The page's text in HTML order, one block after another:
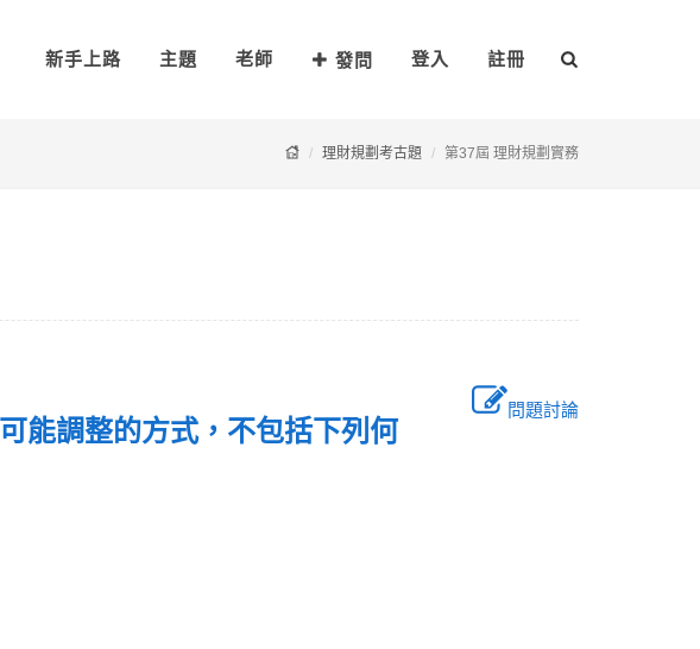
新手上路 主題 老師 發問 登入 註冊
理財規劃考古題 第37屆 理財規劃實務
問題討論
能調整的方式，不包括下列何